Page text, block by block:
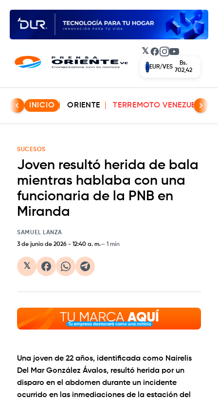
𝕏 Facebook
Instagram
YouTube
EUR/VES
Bs.
702,42
INICIO ORIENTE TERREMOTO VENEZUELA
SUCESOS
Joven resultó herida de bala
mientras hablaba con una
funcionaria de la PNB en
Miranda
SAMUEL LANZA
3 de junio de 2026 - 12:40 a. m. 1 min
𝕏
Una joven de 22 años, identificada como Nairelis
Del Mar González Ávalos, resultó herida por un
disparo en el abdomen durante un incidente
ocurrido en las inmediaciones de la estación del